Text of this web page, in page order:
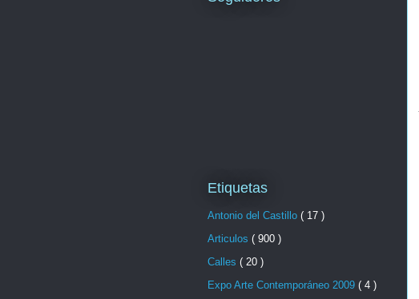
Etiquetas
Antonio del Castillo ( 17 )
Articulos ( 900 )
Calles ( 20 )
Expo Arte Contemporáneo 2009 ( 4 )